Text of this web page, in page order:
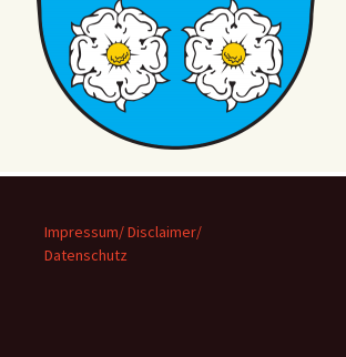
Impressum/ Disclaimer/
Datenschutz